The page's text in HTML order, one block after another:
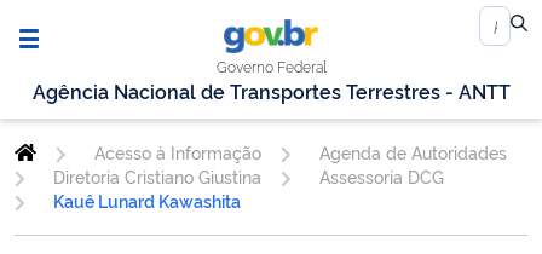
Governo Federal
Agência Nacional de Transportes Terrestres - ANTT
Acesso à Informação
Agenda de Autoridades
Diretoria Cristiano Giustina
Assessoria DCG
Kauê Lunard Kawashita